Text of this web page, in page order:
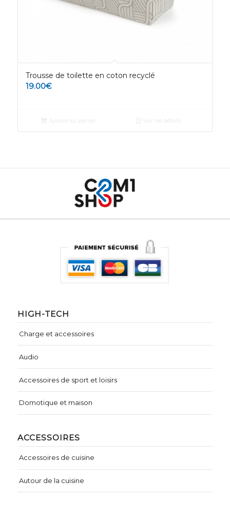
Trousse de toilette en coton recyclé
19.00€
HIGH-TECH
Charge et accessoires
Audio
Accessoires de sport et loisirs
Domotique et maison
ACCESSOIRES
Accessoires de cuisine
Autour de la cuisine